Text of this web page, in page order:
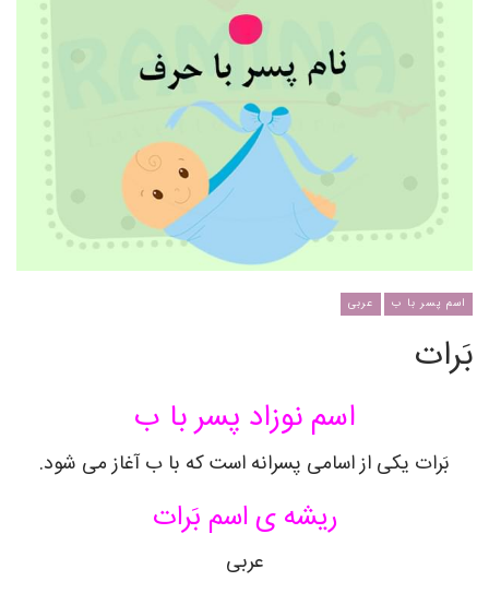
اسم پسر با ب عربی
بَرات
اسم نوزاد پسر با ب
بَرات یکی از اسامی پسرانه است که با ب آغاز می شود.
ریشه ی اسم بَرات
عربی